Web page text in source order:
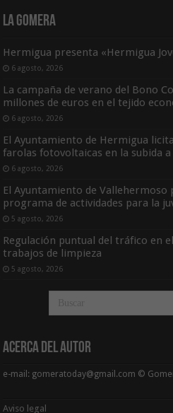
La Gomera
Hermigua presenta «Hermigua
6 agosto, 2026
La campaña de verano del Bono
millones de euros en el tejido
6 agosto, 2026
El Ayuntamiento de Hermigua
farolas fotovoltaicas en la subida a
6 agosto, 2026
El Ayuntamiento de Vallehermoso
programa de actividades para la
5 agosto, 2026
Regulación puntual del tráfico en
trabajos de limpieza
5 agosto, 2026
Acerca del Autor
e-mail: gomeratoday@gmail.com ©
Aviso legal